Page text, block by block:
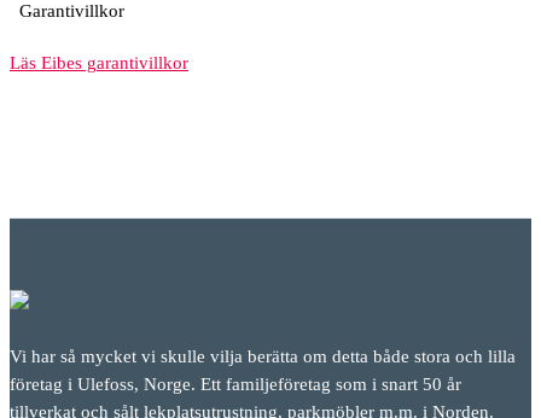
Garantivillkor
Läs Eibes garantivillkor
Vi har så mycket vi skulle vilja berätta om detta både stora och lilla
företag i Ulefoss, Norge. Ett familjeföretag som i snart 50 år
tillverkat och sålt lekplatsutrustning, parkmöbler m.m. i Norden.